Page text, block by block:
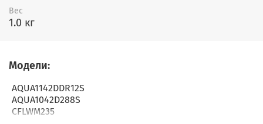
Вес
1.0 кг
Модели:
AQUA1142DDR12S
AQUA1042D288S
CFLWM235